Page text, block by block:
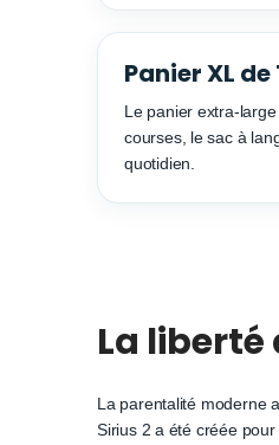
Panier XL de
Le panier extra-
courses, le sac à
quotidien.
La liberté
La parentalité moderne
Sirius 2 a été créée